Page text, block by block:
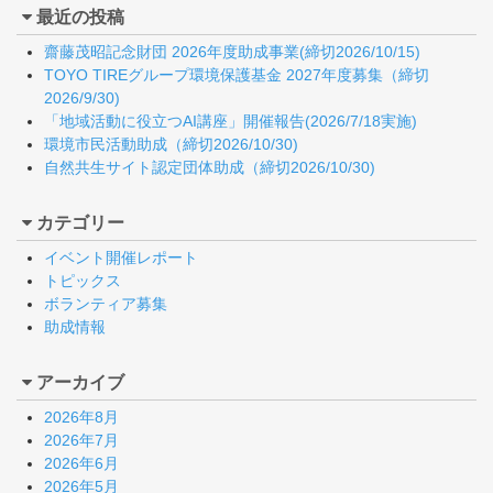
最近の投稿
齋藤茂昭記念財団 2026年度助成事業(締切2026/10/15)
TOYO TIREグループ環境保護基金 2027年度募集（締切
2026/9/30)
「地域活動に役立つAI講座」開催報告(2026/7/18実施)
環境市民活動助成（締切2026/10/30)
自然共生サイト認定団体助成（締切2026/10/30)
カテゴリー
イベント開催レポート
トピックス
ボランティア募集
助成情報
アーカイブ
2026年8月
2026年7月
2026年6月
2026年5月